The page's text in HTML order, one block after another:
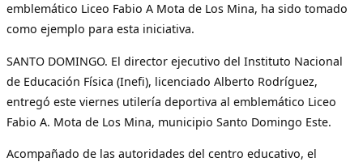
emblemático Liceo Fabio A Mota de Los Mina, ha sido tomado
como ejemplo para esta iniciativa.
SANTO DOMINGO. El director ejecutivo del Instituto Nacional
de Educación Física (Inefi), licenciado Alberto Rodríguez,
entregó este viernes utilería deportiva al emblemático Liceo
Fabio A. Mota de Los Mina, municipio Santo Domingo Este.
Acompañado de las autoridades del centro educativo, el